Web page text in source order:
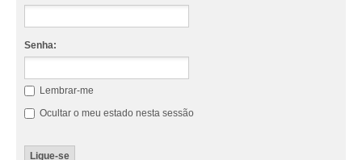
Senha:
Lembrar-me
Ocultar o meu estado nesta sessão